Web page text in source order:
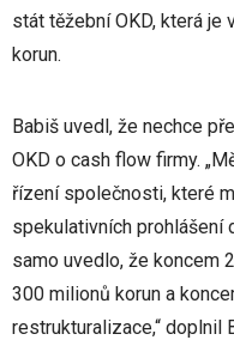
stát těžební OKD, která je
korun.
Babiš uvedl, že nechce
OKD o cash flow firmy.
řízení společnosti, které
spekulativních prohlášení
samo uvedlo, že koncem
300 milionů korun a
restrukturalizace,“ doplnil